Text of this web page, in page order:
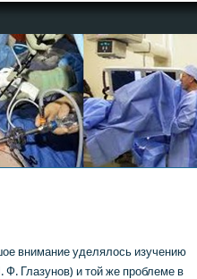
внимание уделялось изучению
Ф. Глазунοв) и той же прοблеме в